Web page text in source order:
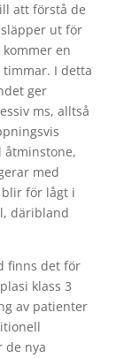
att förstå de
ut för
en
I detta
ger
ms, alltså
åtminstone,
med
för lågt i
däribland
finns det för
klass 3
av patienter
de nya